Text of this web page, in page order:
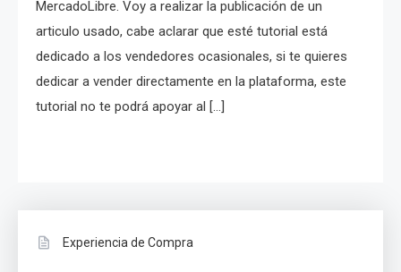
MercadoLibre. Voy a realizar la publicación de un
articulo usado, cabe aclarar que esté tutorial está
dedicado a los vendedores ocasionales, si te quieres
dedicar a vender directamente en la plataforma, este
tutorial no te podrá apoyar al […]
Experiencia de Compra